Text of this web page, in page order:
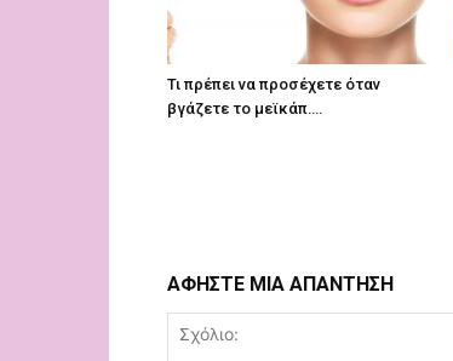
Τι πρέπει να προσέχετε όταν
βγάζετε το μεϊκάπ….
ΑΦΗΣΤΕ ΜΙΑ ΑΠΑΝΤΗΣΗ